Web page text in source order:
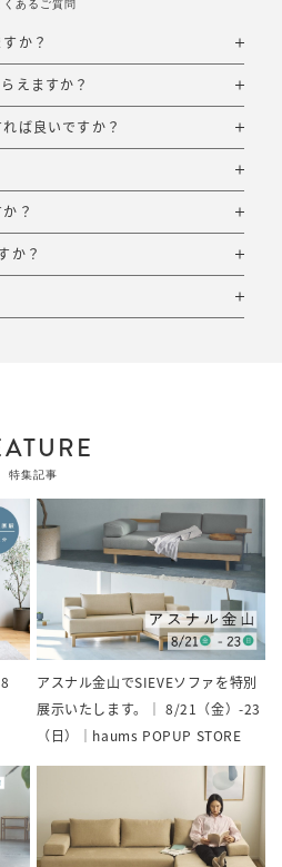
くあるご質問
か？
えますか？
ば良いですか？
？
か？
特集記事
アスナル金山でSIEVEソファを特別
展示いたします。｜ 8/21（金）-23
（日）｜haums POPUP STORE